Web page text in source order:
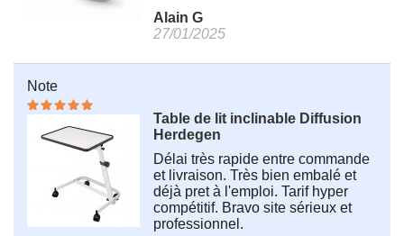
Alain G
27/01/2025
Note
Table de lit inclinable Diffusion
Herdegen
Délai très rapide entre commande
et livraison. Très bien embalé et
déjà pret à l'emploi. Tarif hyper
compétitif. Bravo site sérieux et
professionnel.